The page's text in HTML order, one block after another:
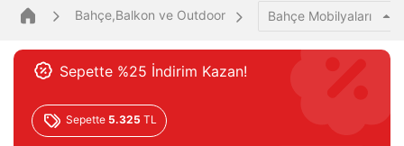
Bahçe,Balkon ve Outdoor Bahçe Mobilyaları
Sepette %25 İndirim Kazan!
Sepette 5.325 TL